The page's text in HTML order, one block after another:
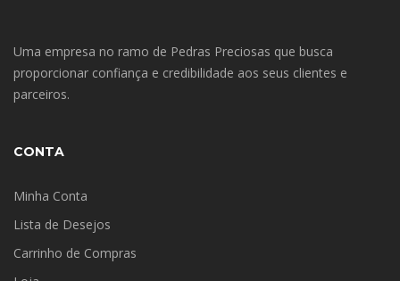
Uma empresa no ramo de Pedras Preciosas que busca
proporcionar confiança e credibilidade aos seus clientes e
parceiros.
CONTA
Minha Conta
Lista de Desejos
Carrinho de Compras